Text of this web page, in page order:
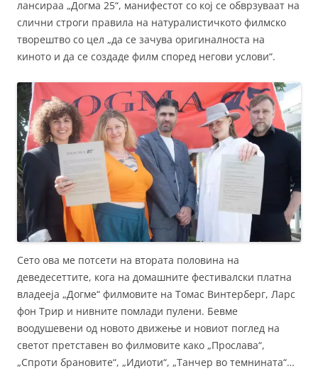
лансираа „Догмa 25“, манифестот со кој се обврзуваат на
слични строги правила на натуралистичкото филмско
творештво со цел „да се зачува оригиналноста на
киното и да се создаде филм според негови услови“.
Сето ова ме потсети на втората половина на
деведесеттите, кога на домашните фестивалски платна
владееја „Догмe“ филмовите на Томас Винтерберг, Ларс
фон Трир и нивните помлади пулени. Бевме
воодушевени од новото движење и новиот поглед на
светот претставен во филмовите како „Прослава“,
„Спроти брановите“, „Идиоти“, „Танчер во темнината“…